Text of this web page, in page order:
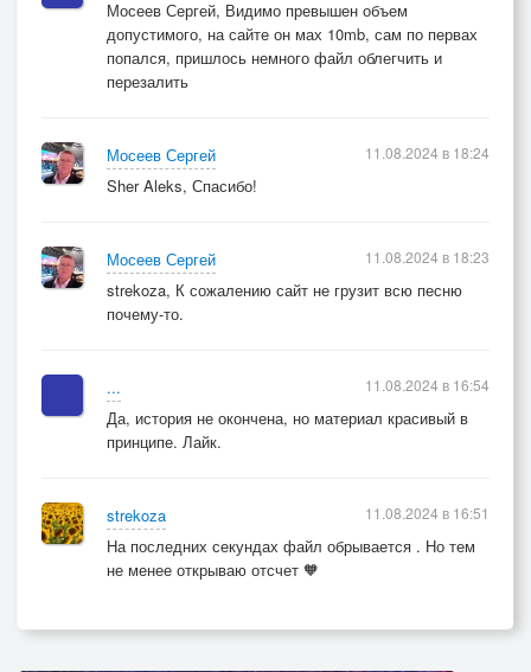
Мосеев Сергей, Видимо превышен объем
допустимого, на сайте он мах 10mb, сам по первах
попался, пришлось немного файл облегчить и
перезалить
Мосеев Сергей
Sher Aleks, Спасибо!
11.08.2024 в 18:24
Мосеев Сергей
strekoza, К сожалению сайт не грузит всю песню
почему-то.
11.08.2024 в 18:23
...
Да, история не окончена, но материал красивый в
принципе. Лайк.
11.08.2024 в 16:54
strekoza
На последних секундах файл обрывается . Но тем
не менее открываю отсчет 🧡
11.08.2024 в 16:51